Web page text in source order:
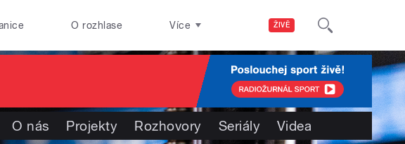
ŽIVĚ
O rozhlase Více
O nás Projekty Rozhovory Seriály Videa